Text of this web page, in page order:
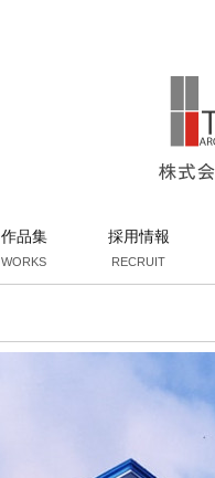
作品集
WORKS
採用情報
RECRUIT